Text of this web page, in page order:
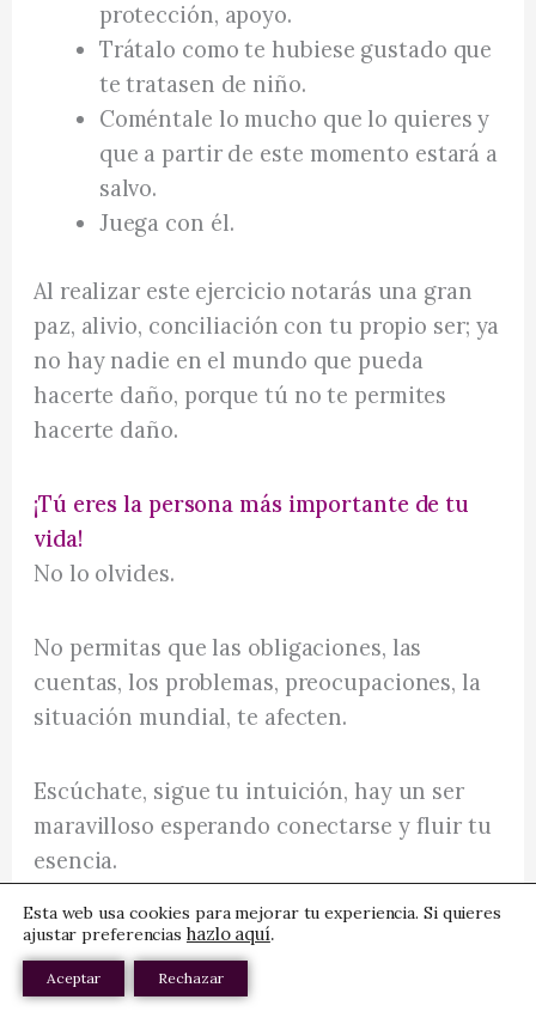
protección, apoyo.
Trátalo como te hubiese gustado que
te tratasen de niño.
Coméntale lo mucho que lo quieres y
que a partir de este momento estará a
salvo.
Juega con él.
Al realizar este ejercicio notarás una gran
paz, alivio, conciliación con tu propio ser; ya
no hay nadie en el mundo que pueda
hacerte daño, porque tú no te permites
hacerte daño.
¡Tú eres la persona más importante de tu
vida!
No lo olvides.
No permitas que las obligaciones, las
cuentas, los problemas, preocupaciones, la
situación mundial, te afecten.
Escúchate, sigue tu intuición, hay un ser
maravilloso esperando conectarse y fluir tu
esencia.
Recuerda ¡No estás solo! Si necesitas ayuda
para esta transformación, únete al taller
«Escritura Terapéutica»
Esta web usa cookies para mejorar tu experiencia. Si quieres
ajustar preferencias hazlo aquí.
Aceptar Rechazar